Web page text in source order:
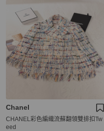
Chanel
CHANEL彩色編織流蘇翻領雙排扣Tw
eed